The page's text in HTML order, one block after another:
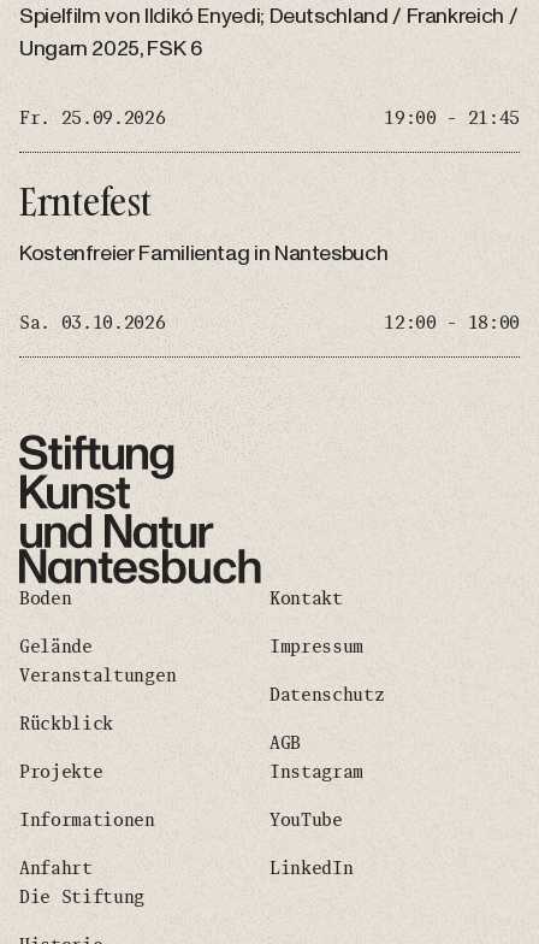
Spielfilm von Ildikó Enyedi; Deutschland / Frankreich /
Ungarn 2025, FSK 6
Fr. 25.09.2026 19:00 - 21:45
Erntefest
Kostenfreier Familientag in Nantesbuch
Sa. 03.10.2026 12:00 - 18:00
Boden
Gelände
Veranstaltungen
Rückblick
Projekte
Informationen
Anfahrt
Die Stiftung
Kontakt
Impressum
Datenschutz
AGB
Instagram
YouTube
LinkedIn